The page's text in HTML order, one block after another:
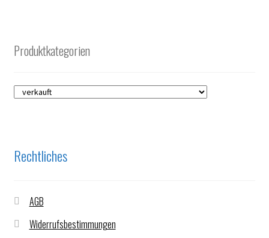
Produktkategorien
Rechtliches
AGB
Widerrufsbestimmungen